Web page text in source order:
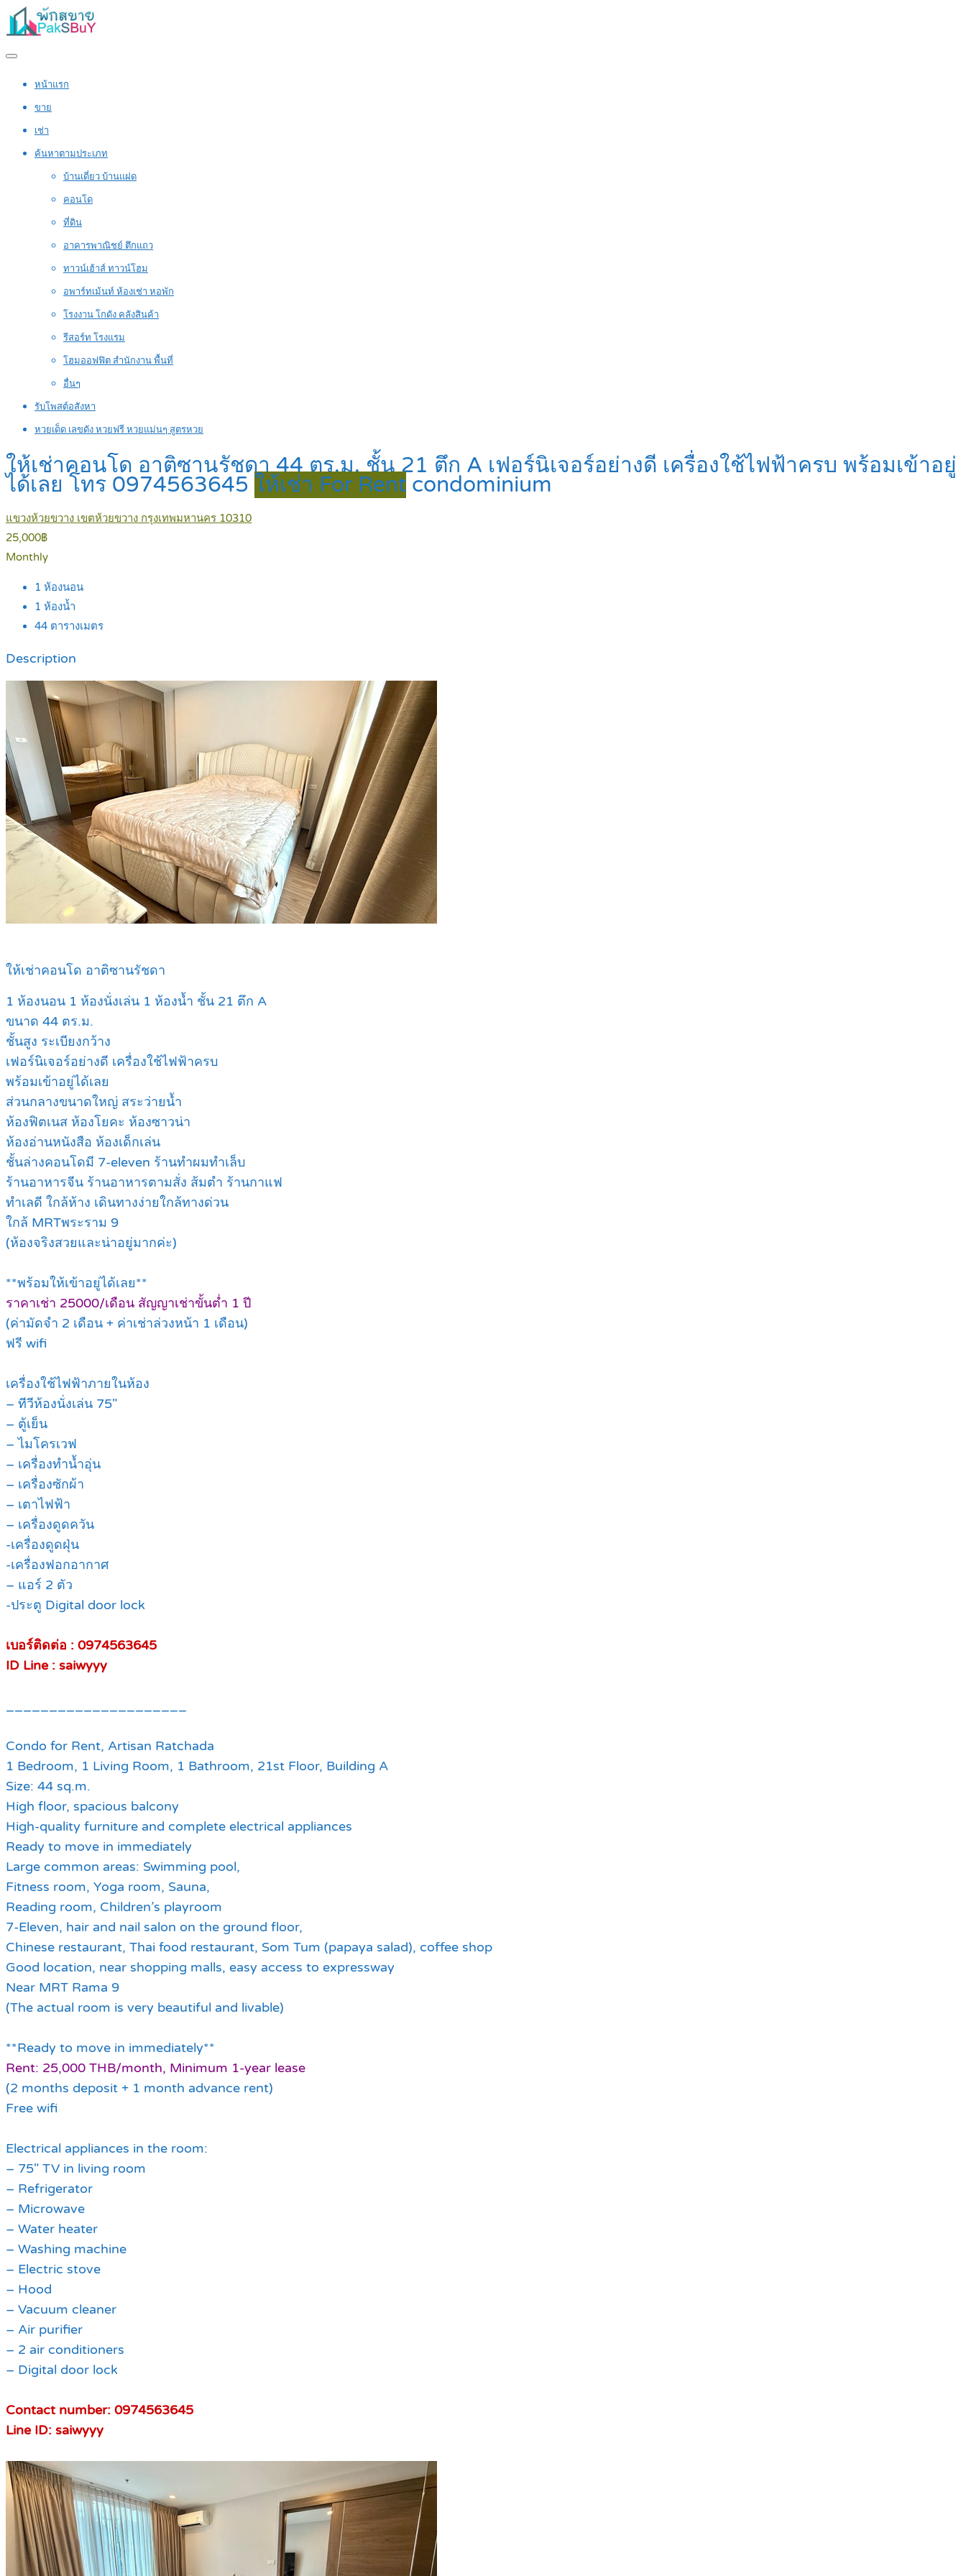
หน้าแรก
ขาย
เช่า
ค้นหาตามประเภท
บ้านเดี่ยว บ้านแฝด
คอนโด
ที่ดิน
อาคารพาณิชย์ ตึกแถว
ทาวน์เฮ้าส์ ทาวน์โฮม
อพาร์ทเม้นท์ ห้องเช่า หอพัก
โรงงาน โกดัง คลังสินค้า
รีสอร์ท โรงแรม
โฮมออฟฟิต สำนักงาน พื้นที่
อื่นๆ
รับโพสต์อสังหา
หวยเด็ด เลขดัง หวยฟรี หวยแม่นๆ สูตรหวย
ให้เช่าคอนโด อาติซานรัชดา 44 ตร.ม. ชั้น 21 ตึก A เฟอร์นิเจอร์อย่างดี เครื่องใช้ไฟฟ้าครบ พร้อมเข้าอยู่
ได้เลย โทร 0974563645 ให้เช่า For Rent condominium
แขวงห้วยขวาง เขตห้วยขวาง กรุงเทพมหานคร 10310
25,000฿
Monthly
1 ห้องนอน
1 ห้องน้ำ
44 ตารางเมตร
Description
ให้เช่าคอนโด อาติซานรัชดา
1 ห้องนอน 1 ห้องนั่งเล่น 1 ห้องน้ำ ชั้น 21 ตึก A
ขนาด 44 ตร.ม.
ชั้นสูง ระเบียงกว้าง
เฟอร์นิเจอร์อย่างดี เครื่องใช้ไฟฟ้าครบ
พร้อมเข้าอยู่ได้เลย
ส่วนกลางขนาดใหญ่ สระว่ายน้ำ
ห้องฟิตเนส ห้องโยคะ ห้องซาวน่า
ห้องอ่านหนังสือ ห้องเด็กเล่น
ชั้นล่างคอนโดมี 7-eleven ร้านทำผมทำเล็บ
ร้านอาหารจีน ร้านอาหารตามสั่ง ส้มตำ ร้านกาแฟ
ทำเลดี ใกล้ห้าง เดินทางง่ายใกล้ทางด่วน
ใกล้ MRTพระราม 9
(ห้องจริงสวยและน่าอยู่มากค่ะ)
**พร้อมให้เข้าอยู่ได้เลย**
ราคาเช่า 25000/เดือน สัญญาเช่าขั้นต่ำ 1 ปี
(ค่ามัดจำ 2 เดือน + ค่าเช่าล่วงหน้า 1 เดือน)
ฟรี wifi
เครื่องใช้ไฟฟ้าภายในห้อง
– ทีวีห้องนั่งเล่น 75″
– ตู้เย็น
– ไมโครเวฟ
– เครื่องทำน้ำอุ่น
– เครื่องซักผ้า
– เตาไฟฟ้า
– เครื่องดูดควัน
-เครื่องดูดฝุ่น
-เครื่องฟอกอากาศ
– แอร์ 2 ตัว
-ประตู Digital door lock
เบอร์ติดต่อ : 0974563645
ID Line : saiwyyy
Condo for Rent, Artisan Ratchada
1 Bedroom, 1 Living Room, 1 Bathroom, 21st Floor, Building A
Size: 44 sq.m.
High floor, spacious balcony
High-quality furniture and complete electrical appliances
Ready to move in immediately
Large common areas: Swimming pool,
Fitness room, Yoga room, Sauna,
Reading room, Children’s playroom
7-Eleven, hair and nail salon on the ground floor,
Chinese restaurant, Thai food restaurant, Som Tum (papaya salad), coffee shop
Good location, near shopping malls, easy access to expressway
Near MRT Rama 9
(The actual room is very beautiful and livable)
**Ready to move in immediately**
Rent: 25,000 THB/month, Minimum 1-year lease
(2 months deposit + 1 month advance rent)
Free wifi
Electrical appliances in the room:
– 75″ TV in living room
– Refrigerator
– Microwave
– Water heater
– Washing machine
– Electric stove
– Hood
– Vacuum cleaner
– Air purifier
– 2 air conditioners
– Digital door lock
Contact number: 0974563645
Line ID: saiwyyy